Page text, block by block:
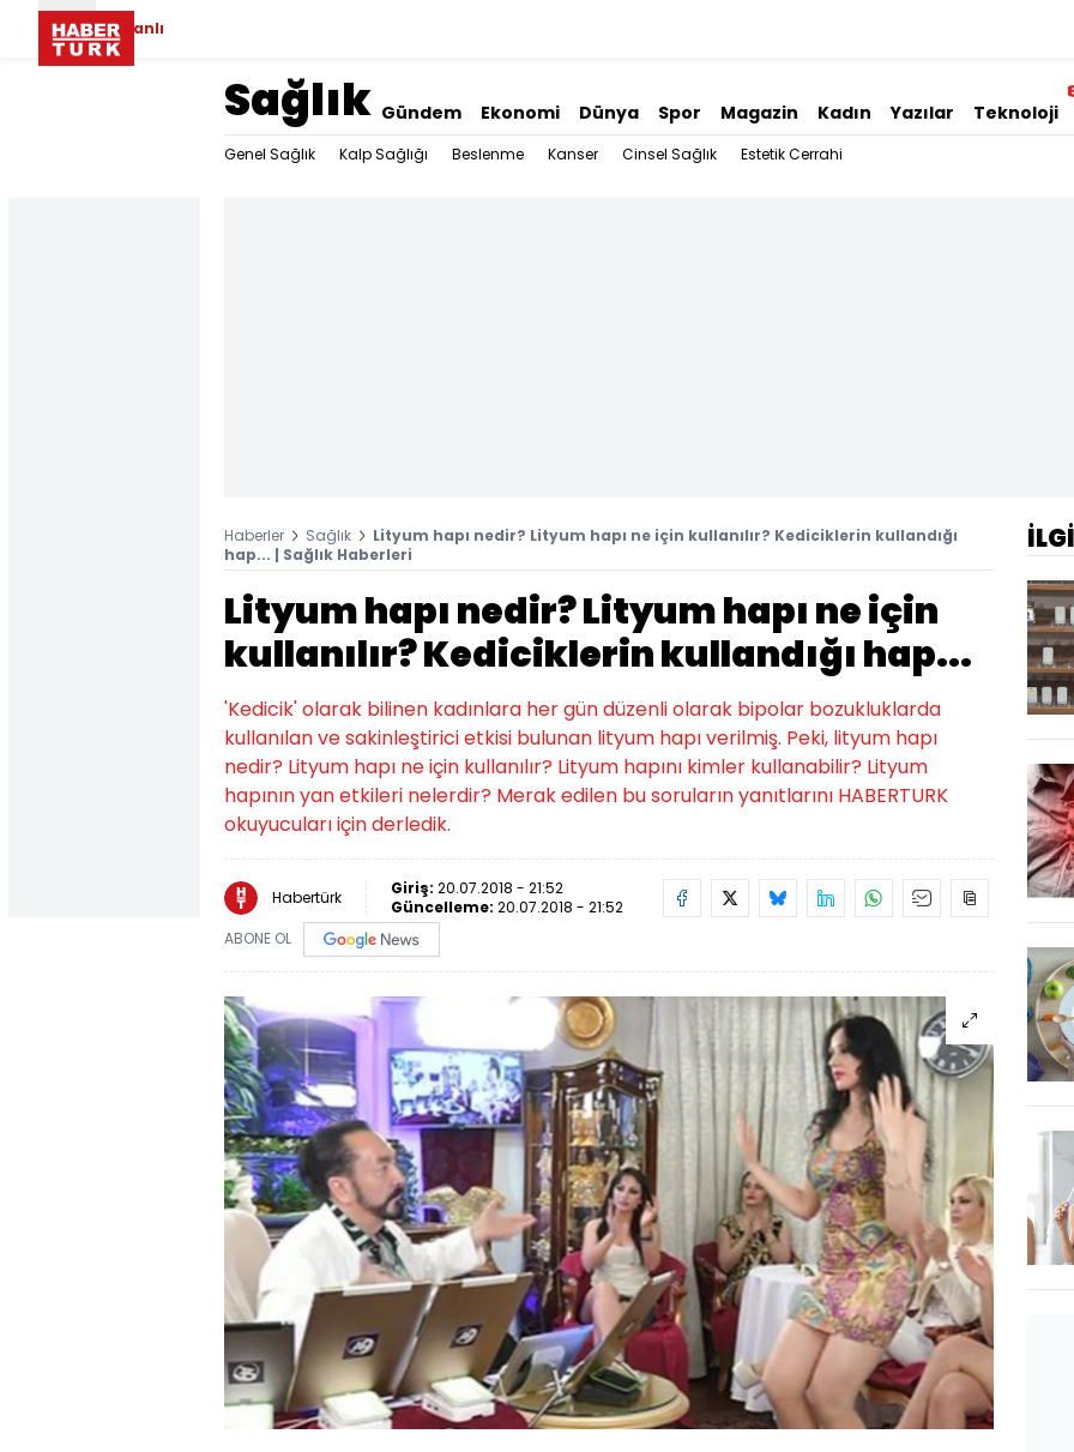
Canlı
Sağlık Gündem Ekonomi Dünya Spor Magazin Kadın Yazılar Teknoloji
Genel Sağlık Kalp Sağlığı Beslenme Kanser Cinsel Sağlık Estetik Cerrahi
Haberler Sağlık
Lityum hapı nedir? Lityum hapı ne için kullanılır? Kediciklerin kullandığı
hap... | Sağlık Haberleri
Lityum hapı nedir? Lityum hapı ne için
kullanılır? Kediciklerin kullandığı hap...
'Kedicik' olarak bilinen kadınlara her gün düzenli olarak bipolar bozukluklarda
kullanılan ve sakinleştirici etkisi bulunan lityum hapı verilmiş. Peki, lityum hapı
nedir? Lityum hapı ne için kullanılır? Lityum hapını kimler kullanabilir? Lityum
hapının yan etkileri nelerdir? Merak edilen bu soruların yanıtlarını HABERTURK
okuyucuları için derledik.
Habertürk Giriş: 20.07.2018 - 21:52
Güncelleme: 20.07.2018 - 21:52
ABONE OL